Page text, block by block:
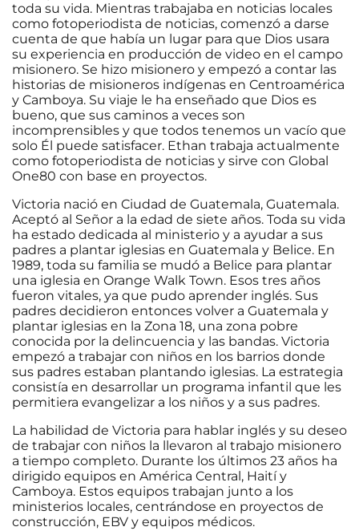
toda su vida. Mientras trabajaba en noticias locales
como fotoperiodista de noticias, comenzó a darse
cuenta de que había un lugar para que Dios usara
su experiencia en producción de video en el campo
misionero. Se hizo misionero y empezó a contar las
historias de misioneros indígenas en Centroamérica
y Camboya. Su viaje le ha enseñado que Dios es
bueno, que sus caminos a veces son
incomprensibles y que todos tenemos un vacío que
solo Él puede satisfacer. Ethan trabaja actualmente
como fotoperiodista de noticias y sirve con Global
One80 con base en proyectos.
Victoria nació en Ciudad de Guatemala, Guatemala.
Aceptó al Señor a la edad de siete años. Toda su vida
ha estado dedicada al ministerio y a ayudar a sus
padres a plantar iglesias en Guatemala y Belice. En
1989, toda su familia se mudó a Belice para plantar
una iglesia en Orange Walk Town. Esos tres años
fueron vitales, ya que pudo aprender inglés. Sus
padres decidieron entonces volver a Guatemala y
plantar iglesias en la Zona 18, una zona pobre
conocida por la delincuencia y las bandas. Victoria
empezó a trabajar con niños en los barrios donde
sus padres estaban plantando iglesias. La estrategia
consistía en desarrollar un programa infantil que les
permitiera evangelizar a los niños y a sus padres.
La habilidad de Victoria para hablar inglés y su deseo
de trabajar con niños la llevaron al trabajo misionero
a tiempo completo. Durante los últimos 23 años ha
dirigido equipos en América Central, Haití y
Camboya. Estos equipos trabajan junto a los
ministerios locales, centrándose en proyectos de
construcción, EBV y equipos médicos.